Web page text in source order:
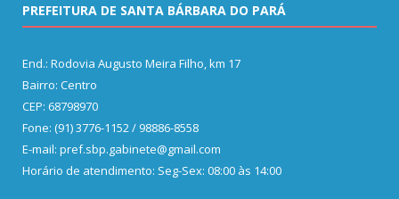
PREFEITURA DE SANTA BÁRBARA DO PARÁ
End.: Rodovia Augusto Meira Filho, km 17
Bairro: Centro
CEP: 68798970
Fone: (91) 3776-1152 / 98886-8558
E-mail: pref.sbp.gabinete@gmail.com
Horário de atendimento: Seg-Sex: 08:00 às 14:00